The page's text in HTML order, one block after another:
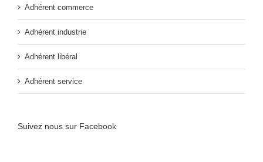
Adhérent commerce
Adhérent industrie
Adhérent libéral
Adhérent service
Suivez nous sur Facebook